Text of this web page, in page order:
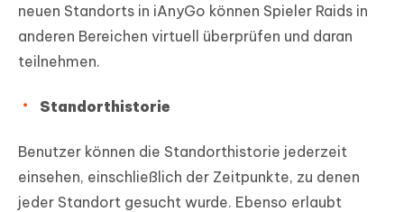
neuen Standorts in iAnyGo können Spieler Raids in
anderen Bereichen virtuell überprüfen und daran
teilnehmen.
Standorthistorie
Benutzer können die Standorthistorie jederzeit
einsehen, einschließlich der Zeitpunkte, zu denen
jeder Standort gesucht wurde. Ebenso erlaubt